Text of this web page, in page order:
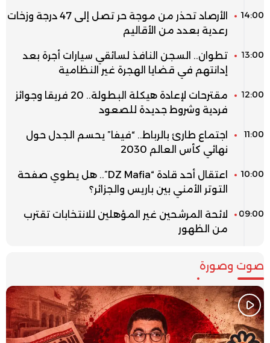
14:00
الأرصاد تحذر من موجة حر تصل إلى 47 درجة وزخات
رعدية بعدد من الأقاليم
13:00
تطوان.. السجن النافذ لسائقي سيارات أجرة بعد
إدانتهم في قضايا الهجرة غير النظامية
12:00
مقترحات لإعادة هيكلة البطولة.. 20 فريقا وجوائز
فردية وشروط جديدة للصعود
11:00
اجتماع طارئ بالرباط.. “فيفا” يحسم الجدل حول
نهائي كأس العالم 2030
10:00
اعتقال أحد قادة “DZ Mafia”.. هل يطوي صفحة
التوتر الأمني بين باريس والجزائر؟
09:00
لائحة المرشحين غير المؤهلين للانتخابات تقترب
من الظهور
صوت وصورة